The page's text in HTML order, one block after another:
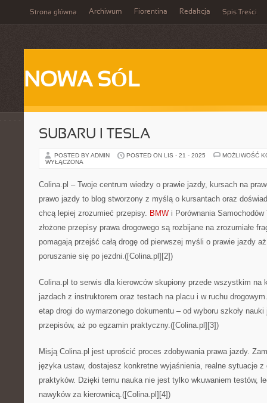
Strona główna Archiwum Fiorentina Redakcja Spis Treści
NOWA SÓL
SUBARU I TESLA
POSTED BY ADMIN POSTED ON LIS - 21 - 2025
MOŻLIWOŚĆ
WYŁĄCZONA
Colina.pl – Twoje centrum wiedzy o prawie jazdy, kursach na
prawo jazdy to blog stworzony z myślą o kursantach oraz
chcą lepiej zrozumieć przepisy. BMW i Porównania
złożone przepisy prawa drogowego są rozbijane na zrozumiałe
pomagają przejść całą drogę od pierwszej myśli o prawie jazdy
poruszanie się po jezdni.([Colina.pl][2])
Colina.pl to serwis dla kierowców skupiony przede wszystkim na
jazdach z instruktorem oraz testach na placu i w ruchu
etap drogi do wymarzonego dokumentu – od wyboru szkoły
przepisów, aż po egzamin praktyczny.([Colina.pl][3])
Misją Colina.pl jest uprościć proces zdobywania prawa jazdy.
języka ustaw, dostajesz konkretne wyjaśnienia, realne sytuacje
praktyków. Dzięki temu nauka nie jest tylko wkuwaniem testów,
nawyków za kierownicą.([Colina.pl][4])